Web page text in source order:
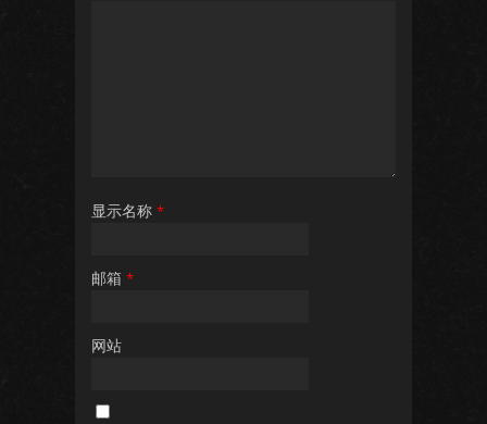
显示名称 *
邮箱 *
网站